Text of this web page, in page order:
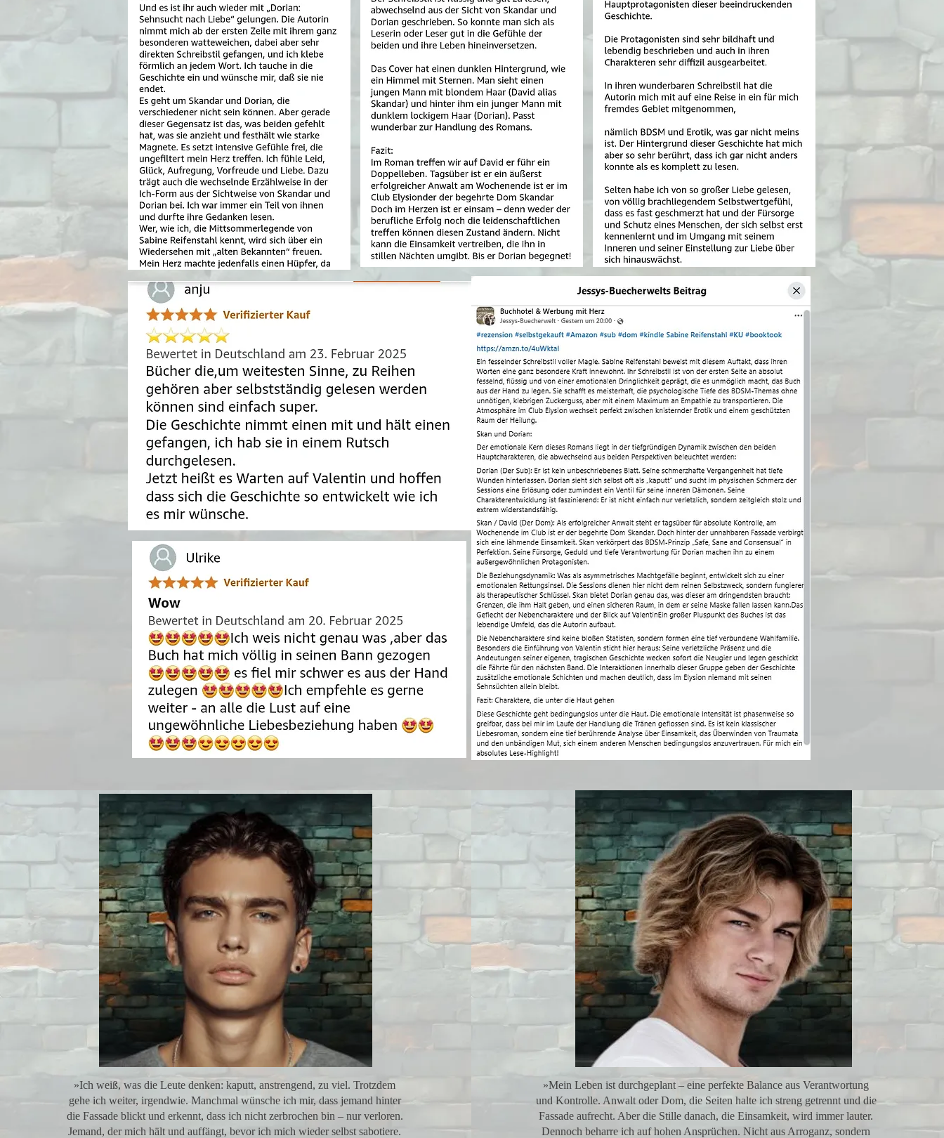
»Ich weiß, was die Leute denken: kaputt, anstrengend, zu viel. Trotzdem
gehe ich weiter, irgendwie. Manchmal wünsche ich mir, dass jemand hinter
die Fassade blickt und erkennt, dass ich nicht zerbrochen bin – nur verloren.
Jemand, der mich hält und auffängt, bevor ich mich wieder selbst sabotiere.
»Mein Leben ist durchgeplant – eine perfekte Balance aus Verantwortung
und Kontrolle. Anwalt oder Dom, die Seiten halte ich streng getrennt und die
Fassade aufrecht. Aber die Stille danach, die Einsamkeit, wird immer lauter.
Dennoch beharre ich auf hohen Ansprüchen. Nicht aus Arroganz, sondern